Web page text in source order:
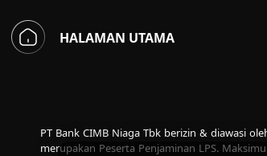
HALAMAN UTAMA
PT Bank CIMB Niaga Tbk berizin & diawasi
merupakan Peserta Penjaminan LPS.